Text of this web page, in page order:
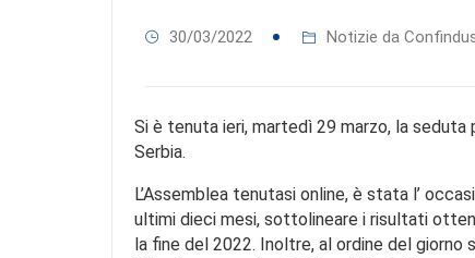
30/03/2022 Notizie da
Si è tenuta ieri, martedì 29 marzo, la seduta
Serbia.
L’Assemblea tenutasi online, è stata l’
ultimi dieci mesi, sottolineare i risultati
la fine del 2022. Inoltre, al ordine del giorno